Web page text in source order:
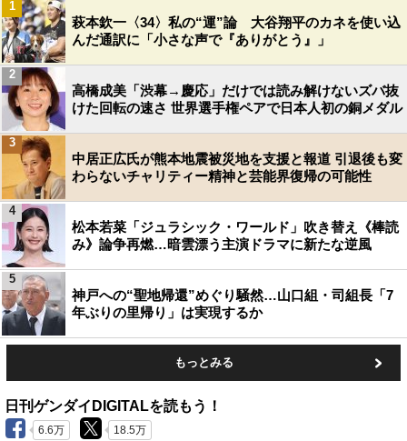
萩本欽一〈34〉私の“運”論 大谷翔平のカネを使い込
んだ通訳に「小さな声で『ありがとう』」
1
高橋成美「渋幕→慶応」だけでは読み解けないズバ抜
けた回転の速さ 世界選手権ペアで日本人初の銅メダル
2
中居正広氏が熊本地震被災地を支援と報道 引退後も変
わらないチャリティー精神と芸能界復帰の可能性
3
松本若菜「ジュラシック・ワールド」吹き替え《棒読
み》論争再燃…暗雲漂う主演ドラマに新たな逆風
4
神戸への“聖地帰還”めぐり騒然…山口組・司組長「7
年ぶりの里帰り」は実現するか
5
もっとみる
日刊ゲンダイDIGITALを読もう！
6.6万 18.5万